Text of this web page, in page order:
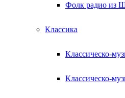
Фолк радио из
Классика
Классическо-
Классическо-